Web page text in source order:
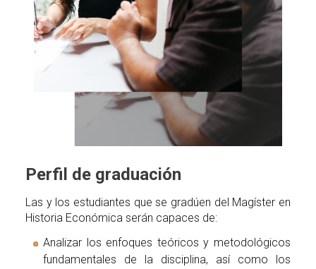
Perfil de graduación
Las y los estudiantes que se gradúen del Magíster en
Historia Económica serán capaces de:
Analizar los enfoques teóricos y metodológicos
fundamentales de la disciplina, así como los